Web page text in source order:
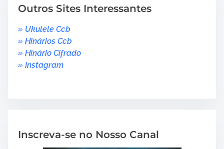
Outros Sites Interessantes
» Ukulele Ccb
» Hinários Ccb
» Hinário Cifrado
» Instagram
Inscreva-se no Nosso Canal